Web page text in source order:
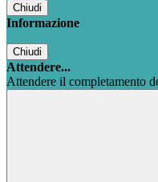
Chiudi
Informazione
Chiudi
Attendere...
Attendere il completamento